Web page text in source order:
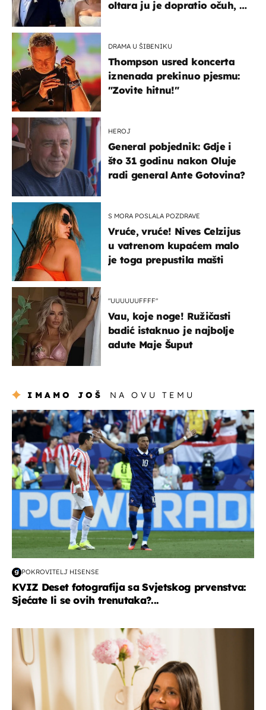
oltara ju je dopratio očuh, a
DRAMA U ŠIBENIKU
Thompson usred koncerta
iznenada prekinuo pjesmu:
"Zovite hitnu!"
HEROJ
General pobjednik: Gdje i
što 31 godinu nakon Oluje
radi general Ante Gotovina?
S MORA POSLALA POZDRAVE
Vruće, vruće! Nives Celzijus
u vatrenom kupaćem malo
je toga prepustila mašti
"UUUUUUFFFF"
Vau, koje noge! Ružičasti
badić istaknuo je najbolje
adute Maje Šuput
IMAMO JOŠ NA OVU TEMU
svjetsko prvenstvo 2026
POKROVITELJ HISENSE
KVIZ Deset fotografija sa Svjetskog prvenstva:
Sjećate li se ovih trenutaka?...
moda & ljepota